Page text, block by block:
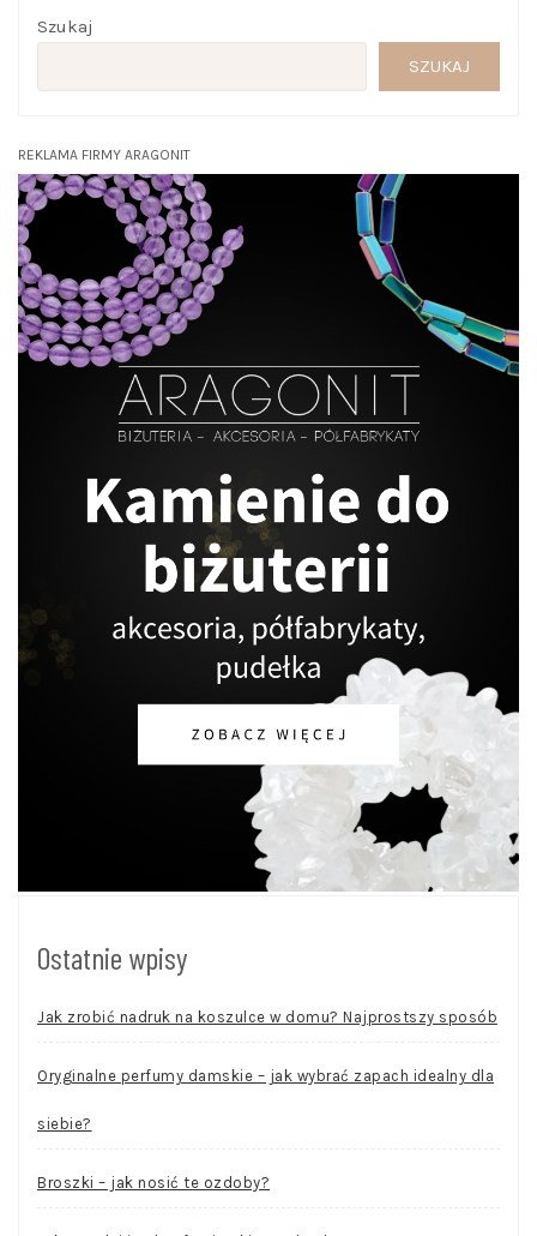
Szukaj
SZUKAJ
REKLAMA FIRMY ARAGONIT
Ostatnie wpisy
Jak zrobić nadruk na koszulce w domu? Najprostszy sposób
Oryginalne perfumy damskie – jak wybrać zapach idealny dla
siebie?
Broszki – jak nosić te ozdoby?